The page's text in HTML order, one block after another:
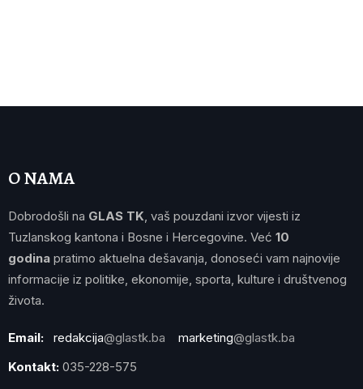
O NAMA
Dobrodošli na GLAS TK , vaš pouzdani izvor vijesti iz
Tuzlanskog kantona i Bosne i Hercegovine. Već 10
godina pratimo aktuelna dešavanja, donoseći vam najnovije
informacije iz politike, ekonomije, sporta, kulture i društvenog
života.
Email: redakcija@glastk.ba marketing@glastk.ba
Kontakt: 035-228-575